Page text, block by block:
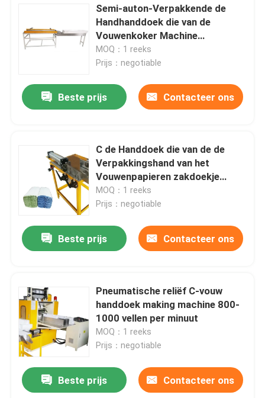
Semi-auton-Verpakkende de
Handhanddoek die van de
Vouwenkoker Machine
Pneumatisch maken
MOQ：1 reeks
Prijs：negotiable
Beste prijs Contacteer ons
C de Handdoek die van de de
Verpakkingshand van het
Vouwenpapieren zakdoekje
Machine 0.5Mpa maken
MOQ：1 reeks
Prijs：negotiable
Beste prijs Contacteer ons
Pneumatische reliëf C-vouw
handdoek making machine 800-
1000 vellen per minuut
MOQ：1 reeks
Prijs：negotiable
Beste prijs Contacteer ons